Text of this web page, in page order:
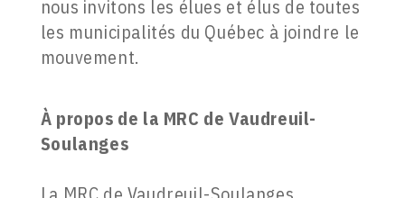
nous invitons les élues et élus de toutes
les municipalités du Québec à joindre le
mouvement.
À propos de la MRC de Vaudreuil-
Soulanges